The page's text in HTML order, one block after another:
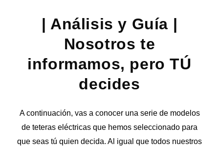
| Análisis y Guía |
Nosotros te
informamos, pero TÚ
decides
A continuación, vas a conocer una serie de modelos
de teteras eléctricas que hemos seleccionado para
que seas tú quien decida. Al igual que todos nuestros